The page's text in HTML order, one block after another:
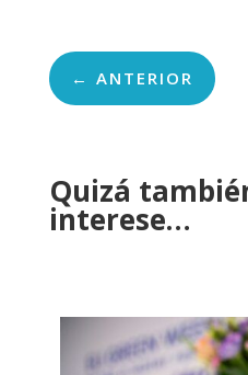
← ANTERIOR
Quizá
interese…